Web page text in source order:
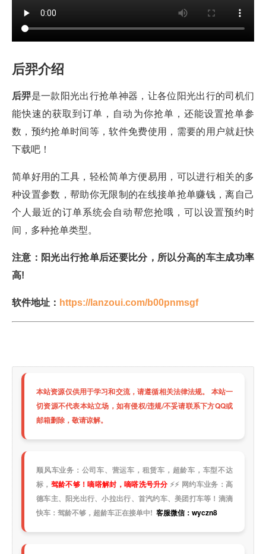
后羿介绍
后羿是一款阳光出行抢单神器，让各位阳光出行的司机们
能快速的获取到订单，自动为你抢单，还能设置抢单参
数，预约抢单时间等，软件免费使用，需要的用户就赶快
下载吧！
简单好用的工具，轻松简单方便易用，可以进行相关的多
种设置参数，帮助你无限制的在线接单抢单赚钱，离自己
个人最近的订单系统会自动帮您抢哦，可以设置预约时
间，多种抢单类型。
注意：阳光出行抢单后还要比分，所以分高的车主成功率
高!
软件地址： https://lanzoui.com/b00pnmsgf
本站资源仅供用于学习和交流，请遵循相关法律法规。 本站一
切资源不代表本站立场，如有侵权/违规/不妥请联系下方QQ或
邮箱删除，敬请谅解。
顺风车业务：公司车、营运车，租赁车，超龄车，车型不达
标， 驾龄不够！嘀嗒解封，嘀嗒洗号升分 ⚡⚡ 网约车业务：高
德车主、阳光出行、小拉出行、首汽约车、美团打车等！滴滴
快车：驾龄不够，超龄车正在接单中! 客服微信：wyczn8